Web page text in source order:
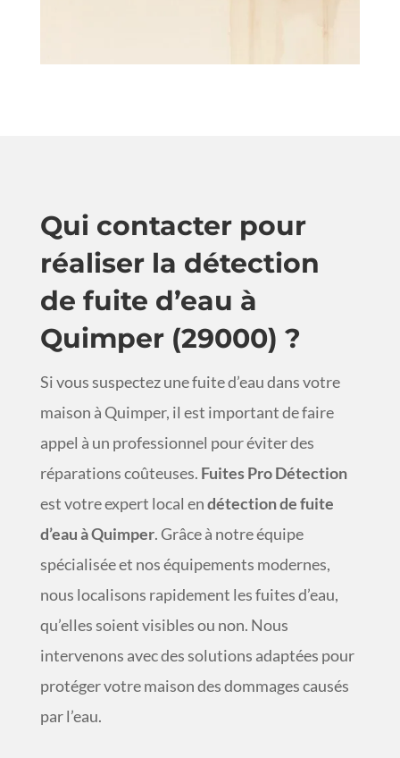
Qui contacter pour
réaliser la détection
de fuite d’eau à
Quimper (29000) ?
Si vous suspectez une fuite d’eau dans votre
maison à Quimper, il est important de faire
appel à un professionnel pour éviter des
réparations coûteuses. Fuites Pro Détection
est votre expert local endétection de fuite
d’eau à Quimper. Grâce à notre équipe
spécialisée et nos équipements modernes,
nous localisons rapidement les fuites d’eau,
qu’elles soient visibles ou non. Nous
intervenons avec des solutions adaptées pour
protéger votre maison des dommages causés
par l’eau.